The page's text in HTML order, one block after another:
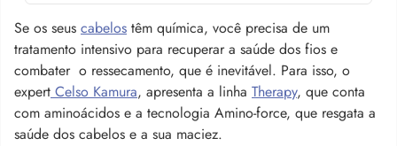
Se os seus cabelos têm química, você precisa de um
tratamento intensivo para recuperar a saúde dos fios e
combater o ressecamento, que é inevitável. Para isso, o
expert Celso Kamura, apresenta a linha Therapy, que conta
com aminoácidos e a tecnologia Amino-force, que resgata a
saúde dos cabelos e a sua maciez.